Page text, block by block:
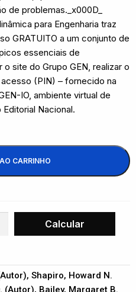
de problemas._x000D_
para Engenharia traz
GRATUITO a um conjunto de
essenciais de
site do Grupo GEN, realizar o
(PIN) – fornecido na
IO, ambiente virtual de
Nacional.
CARRINHO
Shapiro, Howard N.
(Autor), Bailey, Margaret B.